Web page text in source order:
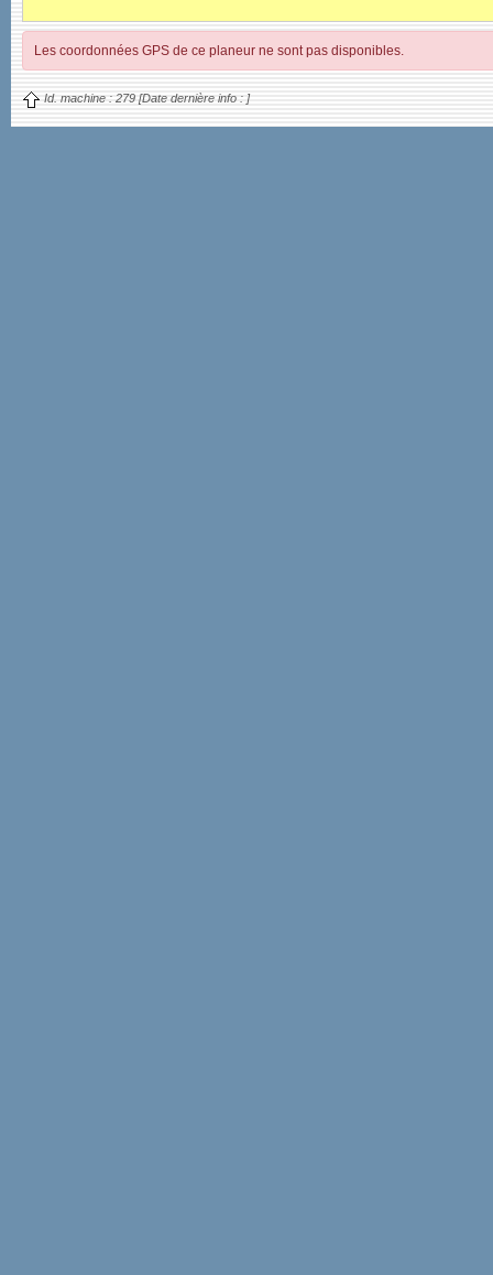
Les coordonnées GPS de ce planeur ne sont pas disponibles.
Id. machine : 279 [Date dernière info : ]